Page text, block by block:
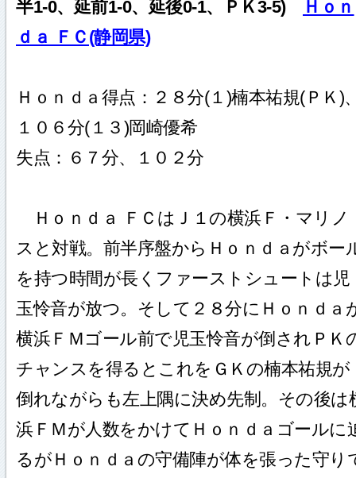
半1-0、延前1-0、延後0-1、ＰＫ3-5)
Ｈｏｎ
ｄａ ＦＣ(静岡県)
Ｈｏｎｄａ得点：２８分(１)楠本祐規(ＰＫ)
１０６分(１３)岡崎優希
失点：６７分、１０２分
Ｈｏｎｄａ ＦＣはＪ１の横浜Ｆ・マリノ
スと対戦。前半序盤からＨｏｎｄａがボー
を持つ時間が長くファーストシュートは児
玉怜音が放つ。そして２８分にＨｏｎｄａ
横浜ＦＭゴール前で児玉怜音が倒されＰＫ
チャンスを得るとこれをＧＫの楠本祐規が
倒れながらも左上隅に決め先制。その後は
浜ＦＭが人数をかけてＨｏｎｄａゴールに
るがＨｏｎｄａの守備陣が体を張った守り